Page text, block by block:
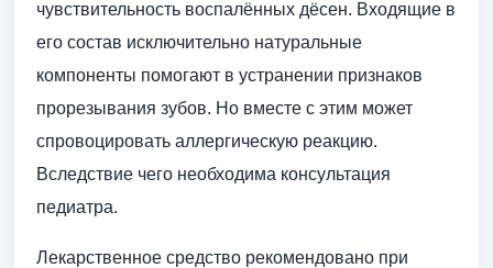
чувствительность воспалённых дёсен. Входящие в
его состав исключительно натуральные
компоненты помогают в устранении признаков
прорезывания зубов. Но вместе с этим может
спровоцировать аллергическую реакцию.
Вследствие чего необходима консультация
педиатра.
Лекарственное средство рекомендовано при